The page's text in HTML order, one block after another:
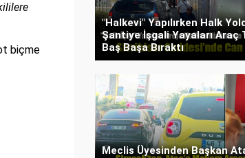
biçme
"Halkevi" Yapılırken Halk
Şantiye İşgali Yayaları Araç
Baş Başa Bıraktı
Meclis Üyesinden Başkan